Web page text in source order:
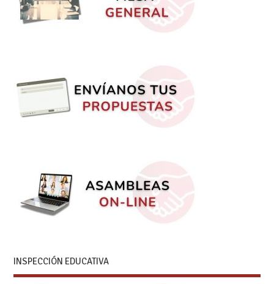
INSPECCIÓN EDUCATIVA